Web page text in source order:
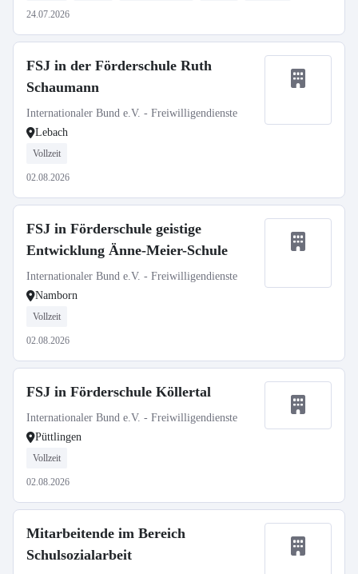
24.07.2026
FSJ in der Förderschule Ruth
Schaumann
Internationaler Bund e.V. - Freiwilligendienste
Lebach
Vollzeit
02.08.2026
FSJ in Förderschule geistige
Entwicklung Änne-Meier-Schule
Internationaler Bund e.V. - Freiwilligendienste
Namborn
Vollzeit
02.08.2026
FSJ in Förderschule Köllertal
Internationaler Bund e.V. - Freiwilligendienste
Püttlingen
Vollzeit
02.08.2026
Mitarbeitende im Bereich
Schulsozialarbeit